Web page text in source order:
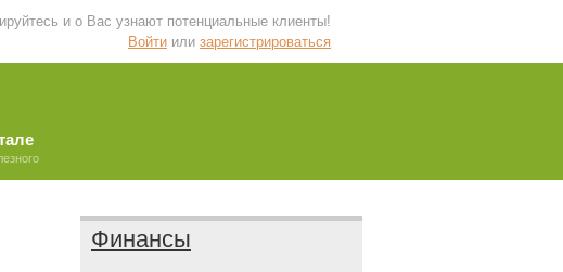
и о Вас узнают потенциальные клиенты!
Войти или зарегистрироваться
Финансы